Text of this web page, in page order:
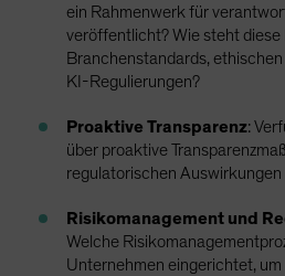
ein Rahmenwerk für
veröffentlicht? Wie steht diese
Branchenstandards,
KI-Regulierungen?
Proaktive Transparenz:
über proaktive
regulatorischen
Risikomanagement und
Welche
Unternehmen eingerichtet,